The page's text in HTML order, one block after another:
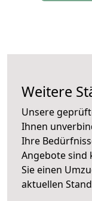
Weitere
Unsere
Ihnen
Ihre
Angebote sind
Sie einen
aktuellen